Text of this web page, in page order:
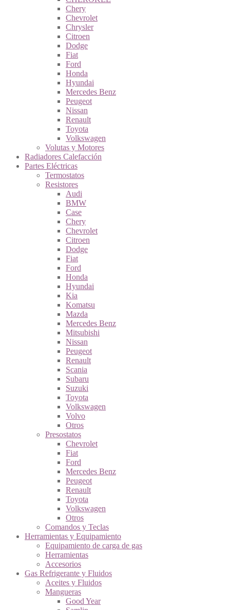
Chery
Chevrolet
Chrysler
Citroen
Dodge
Fiat
Ford
Honda
Hyundai
Mercedes Benz
Peugeot
Nissan
Renault
Toyota
Volkswagen
Volutas y Motores
Radiadores Calefacción
Partes Eléctricas
Termostatos
Resistores
Audi
BMW
Case
Chery
Chevrolet
Citroen
Dodge
Fiat
Ford
Honda
Hyundai
Kia
Komatsu
Mazda
Mercedes Benz
Mitsubishi
Nissan
Peugeot
Renault
Scania
Subaru
Suzuki
Toyota
Volkswagen
Volvo
Otros
Presostatos
Chevrolet
Fiat
Ford
Mercedes Benz
Peugeot
Renault
Toyota
Volkswagen
Otros
Comandos y Teclas
Herramientas y Equipamiento
Equipamiento de carga de gas
Herramientas
Accesorios
Gas Refrigerante y Fluidos
Aceites y Fluidos
Mangueras
Good Year